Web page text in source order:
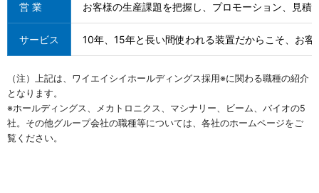
営 業 お客様の生産課題を把握し、プロモーション、見
サービス 10年、15年と長い間使われる装置だからこそ、お
（注）上記は、ワイエイシイホールディングス採用※に関わる職種の紹介
となります。
※ホールディングス、メカトロニクス、マシナリー、ビーム、バイオの5
社。その他グループ会社の職種等については、各社のホームページをご
覧ください。